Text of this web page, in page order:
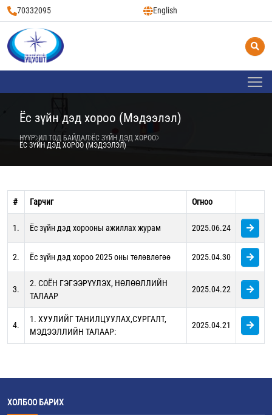
70332095 English
Ёс зүйн дэд хороо (Мэдээлэл)
НҮҮР ИЛ ТОД БАЙДАЛ ЁС ЗҮЙН ДЭД ХОРОО
ЁС ЗҮЙН ДЭД ХОРОО (МЭДЭЭЛЭЛ)
# Гарчиг Огноо
1. Ёс зүйн дэд хорооны ажиллах журам 2025.06.24
2. Ёс зүйн дэд хороо 2025 оны төлөвлөгөө 2025.04.30
3.
2. СОЁН ГЭГЭЭРҮҮЛЭХ, НӨЛӨӨЛЛИЙН
ТАЛААР
2025.04.22
4.
1. ХУУЛИЙГ ТАНИЛЦУУЛАХ,СУРГАЛТ,
МЭДЭЭЛЛИЙН ТАЛААР:
2025.04.21
ХОЛБОО БАРИХ